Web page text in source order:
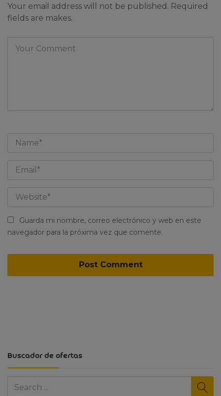
Buscador de ofertas
Your email address will not be published. Required
fields are makes.
Guarda mi nombre, correo electrónico y web en este
navegador para la próxima vez que comente.